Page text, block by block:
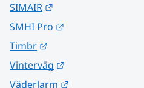
SIMAIR
SMHI Pro
Timbr
Vinterväg
Väderlarm